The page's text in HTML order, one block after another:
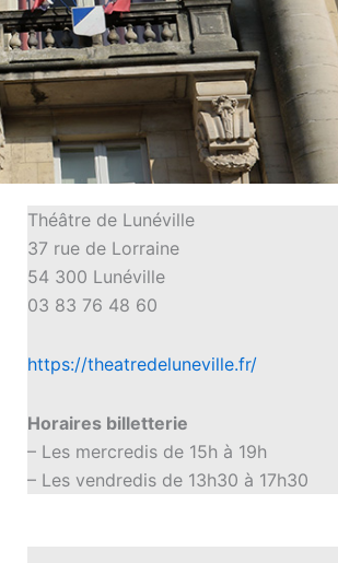
Théâtre de Lunéville
37 rue de Lorraine
54 300 Lunéville
03 83 76 48 60
https://theatredeluneville.fr/
Horaires billetterie
– Les mercredis de 15h à 19h
– Les vendredis de 13h30 à 17h30